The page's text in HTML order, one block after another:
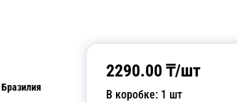
2290.00 ₸/шт
В коробке: 1 шт
Бразилия